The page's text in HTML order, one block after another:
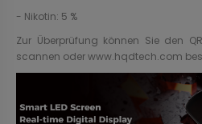
- Nikotin: 5 %
Zur Überprüfung können Sie den
scannen oder www.hqdtech.com